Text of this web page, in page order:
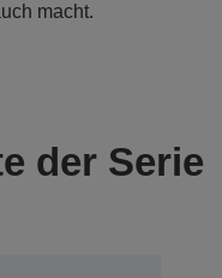
macht.
der Serie